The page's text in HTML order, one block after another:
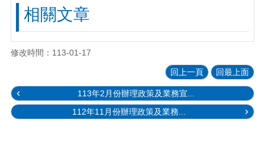
相關文章
修改時間：113-01-17
回上一頁 回最上面
113年2月份辦理政策及業務宣...
112年11月份辦理政策及業務...